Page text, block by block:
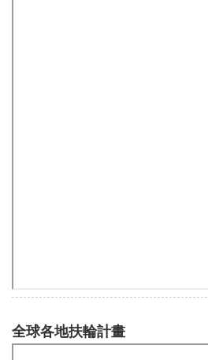
全球各地扶輪計畫